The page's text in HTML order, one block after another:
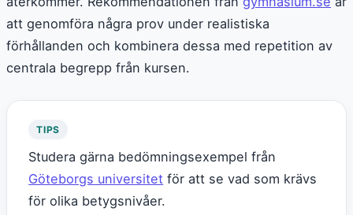
att genomföra några prov under realistiska
förhållanden och kombinera dessa med repetition av
centrala begrepp från kursen.
TIPS
Studera gärna bedömningsexempel från
Göteborgs universitet för att se vad som krävs
för olika betygsnivåer.